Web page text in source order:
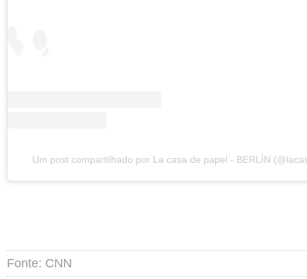
Um post compartilhado por La casa de papel - BERLÍN
Fonte: CNN